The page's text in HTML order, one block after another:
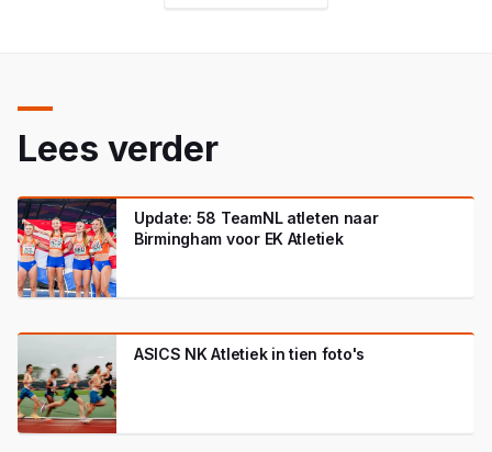
Lees verder
Update: 58 TeamNL atleten naar
Birmingham voor EK Atletiek
ASICS NK Atletiek in tien foto's